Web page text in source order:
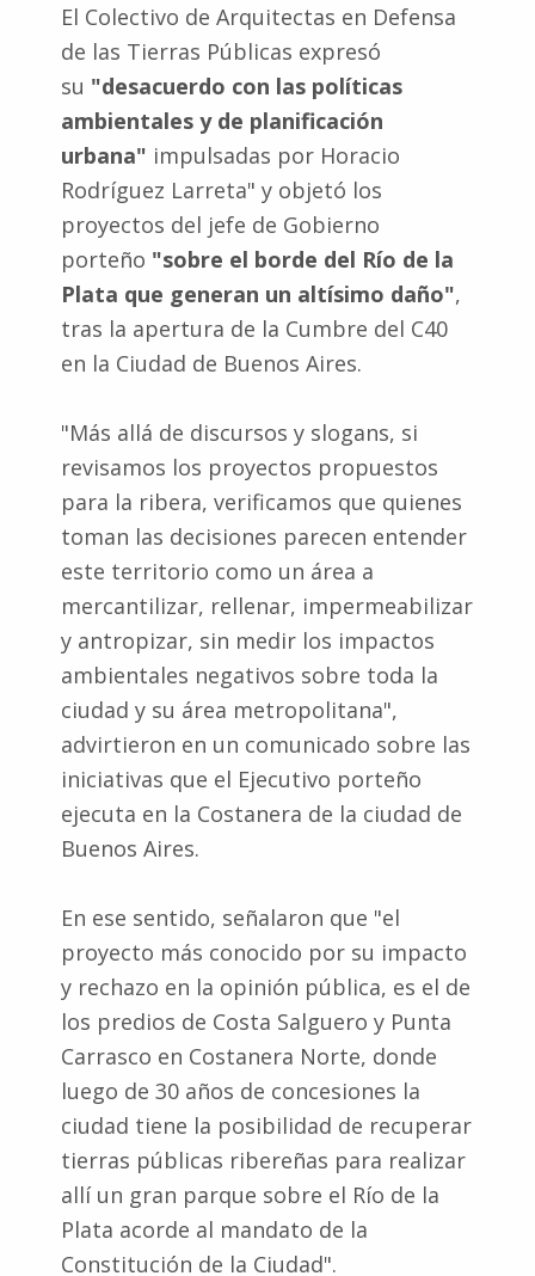
El Colectivo de Arquitectas en Defensa
de las Tierras Públicas expresó
su "desacuerdo con las políticas
ambientales y de planificación
urbana" impulsadas por Horacio
Rodríguez Larreta" y objetó los
proyectos del jefe de Gobierno
porteño "sobre el borde del Río de la
Plata que generan un altísimo daño",
tras la apertura de la Cumbre del C40
en la Ciudad de Buenos Aires.
"Más allá de discursos y slogans, si
revisamos los proyectos propuestos
para la ribera, verificamos que quienes
toman las decisiones parecen entender
este territorio como un área a
mercantilizar, rellenar, impermeabilizar
y antropizar, sin medir los impactos
ambientales negativos sobre toda la
ciudad y su área metropolitana",
advirtieron en un comunicado sobre las
iniciativas que el Ejecutivo porteño
ejecuta en la Costanera de la ciudad de
Buenos Aires.
En ese sentido, señalaron que "el
proyecto más conocido por su impacto
y rechazo en la opinión pública, es el de
los predios de Costa Salguero y Punta
Carrasco en Costanera Norte, donde
luego de 30 años de concesiones la
ciudad tiene la posibilidad de recuperar
tierras públicas ribereñas para realizar
allí un gran parque sobre el Río de la
Plata acorde al mandato de la
Constitución de la Ciudad".